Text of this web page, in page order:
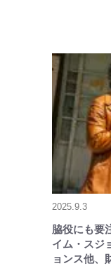
2025.9.3
脇役にも要
イム・スジ
ョンス他、